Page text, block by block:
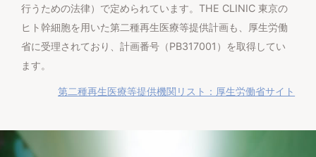
行うための法律）で定められています。THE CLINIC 東京の
ヒト幹細胞を用いた第二種再生医療等提供計画も、厚生労働
省に受理されており、計画番号（PB317001）を取得してい
ます。
第二種再生医療等提供機関リスト：厚生労働省サイト